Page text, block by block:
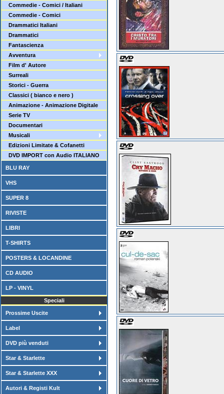
Commedie - Comici / Italiani
Commedie - Comici
Drammatici Italiani
Drammatici
Fantascienza
Avventura
Film d' Autore
Surreali
Storici - Guerra
Classici ( bianco e nero )
Animazione - Animazione Digitale
Serie TV
Documentari
Musicali
Edizioni Limitate & Cofanetti
DVD IMPORT con Audio ITALIANO
BLU RAY
VHS
SUPER 8
RIVISTE
LIBRI
T-SHIRTS
POSTERS & LOCANDINE
CD AUDIO
LP - VINYL
Speciali
Prossime Uscite
Label
DVD più venduti
Star & Starlette
Star & Starlette XXX
Autori & Registi Kult